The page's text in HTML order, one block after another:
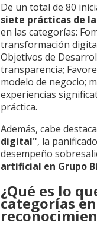
De un total de 80
siete prácticas de
en las categorías:
transformación
Objetivos de
transparencia;
modelo de negocio;
experiencias
práctica.
Además, cabe
digital", la
desempeño
artificial en Grupo
¿Qué es lo
categorías